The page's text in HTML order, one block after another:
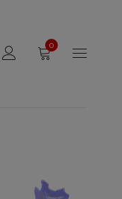
0